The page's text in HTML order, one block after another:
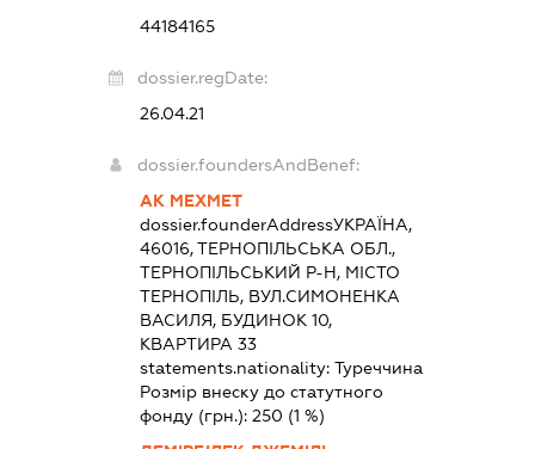
44184165
dossier.regDate:
26.04.21
dossier.foundersAndBenef:
АК МЕХМЕТ
dossier.founderAddressУКРАЇНА,
46016, ТЕРНОПІЛЬСЬКА ОБЛ.,
ТЕРНОПІЛЬСЬКИЙ Р-Н, МІСТО
ТЕРНОПІЛЬ, ВУЛ.СИМОНЕНКА
ВАСИЛЯ, БУДИНОК 10,
КВАРТИРА 33
statements.nationality:Туреччина
Розмір внеску до статутного
фонду (грн.):250 (1 %)